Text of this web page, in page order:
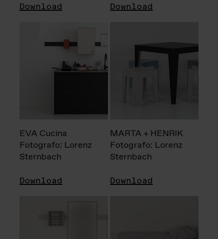
Download Download
EVA Cucina
Fotografo: Lorenz
Sternbach
Download
MARTA + HENRIK
Fotografo: Lorenz
Sternbach
Download